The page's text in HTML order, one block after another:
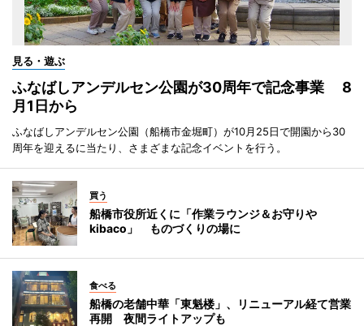
見る・遊ぶ
ふなばしアンデルセン公園が30周年で記念事業 8
月1日から
ふなばしアンデルセン公園（船橋市金堀町）が10月25日で開園から30
周年を迎えるに当たり、さまざまな記念イベントを行う。
買う
船橋市役所近くに「作業ラウンジ＆お守りや
kibaco」 ものづくりの場に
食べる
船橋の老舗中華「東魁楼」、リニューアル経て営業
再開 夜間ライトアップも